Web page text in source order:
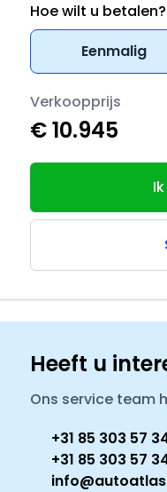
Hoe wilt u betalen?
Eenmalig
Verkoopprijs
€ 10.945
Heeft u
Ons service team
+31 85 303 57
+31 85 303 57